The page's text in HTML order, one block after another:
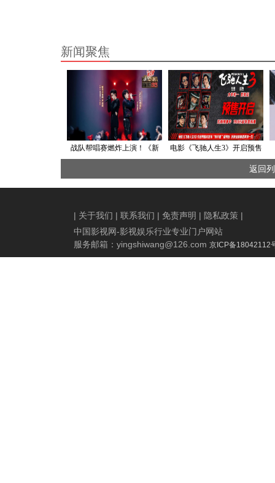
新闻聚焦
战队帮唱赛燃炸上演！《新
台，诠释正向精神与文化融
电影《飞驰人生3》开启预售
并发布“拼手速”版预告 沈腾
全新赛道再拼一次
返回
| 关于我们 | 联系我们 | 免责声明 | 隐私政策 |
中国影视网-影视娱乐行业专业门户网站
服务邮箱： yingshiwang@126.com 京ICP备18042112